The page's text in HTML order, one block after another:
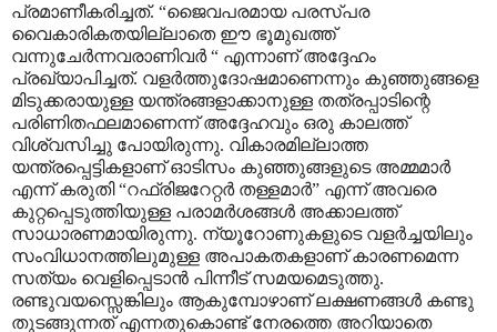
പ്രമാണീകരിച്ചത്. “ജൈവപരമായ പരസ്പര
വൈകാരികതയില്ലാതെ ഈ ഭൂമുഖത്ത്
വന്നുചേർന്നവരാണിവർ “ എന്നാണ് അദ്ദേഹം
പ്രഖ്യാപിച്ചത്. വളർത്തുദോഷമാണെന്നും കുഞ്ഞുങ്ങളെ
മിടുക്കരായുള്ള യന്ത്രങ്ങളാക്കാനുള്ള തത്രപ്പാടിന്റെ
പരിണിതഫലമാണെന്ന് അദ്ദേഹവും ഒരു കാലത്ത്
വിശ്വസിച്ചു പോയിരുന്നു. വികാരമില്ലാത്ത
യന്ത്രപ്പെട്ടികളാണ് ഓടിസം കുഞ്ഞുങ്ങളുടെ അമ്മമാർ
എന്ന് കരുതി “റഫ്രിജറേറ്റർ തള്ളമാർ” എന്ന് അവരെ
കുറ്റപ്പെടുത്തിയുള്ള പരാമർശങ്ങൾ അക്കാലത്ത്
സാധാരണമായിരുന്നു. ന്യൂറോണുകളുടെ വളർച്ചയിലും
സംവിധാനത്തിലുമുള്ള അപാകതകളാണ് കാരണമെന്ന
സത്യം വെളിപ്പെടാൻ പിന്നീട് സമയമെടുത്തു.
രണ്ടുവയസ്സെങ്കിലും ആകുമ്പോഴാണ് ലക്ഷണങ്ങൾ കണ്ടു
തുടങ്ങുന്നത് എന്നതുകൊണ്ട് നേരത്തെ അറിയാതെ